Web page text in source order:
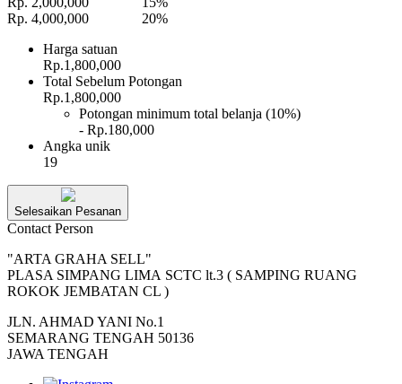
Rp. 4,000,000
20%
Harga satuan
Rp.1,800,000
Total Sebelum Potongan
Rp.1,800,000
Potongan minimum total belanja (10%)
- Rp.180,000
Angka unik
19
Selesaikan Pesanan
Contact Person
"ARTA GRAHA SELL"
PLASA SIMPANG LIMA SCTC lt.3 ( SAMPING RUANG
ROKOK JEMBATAN CL )
JLN. AHMAD YANI No.1
SEMARANG TENGAH 50136
JAWA TENGAH